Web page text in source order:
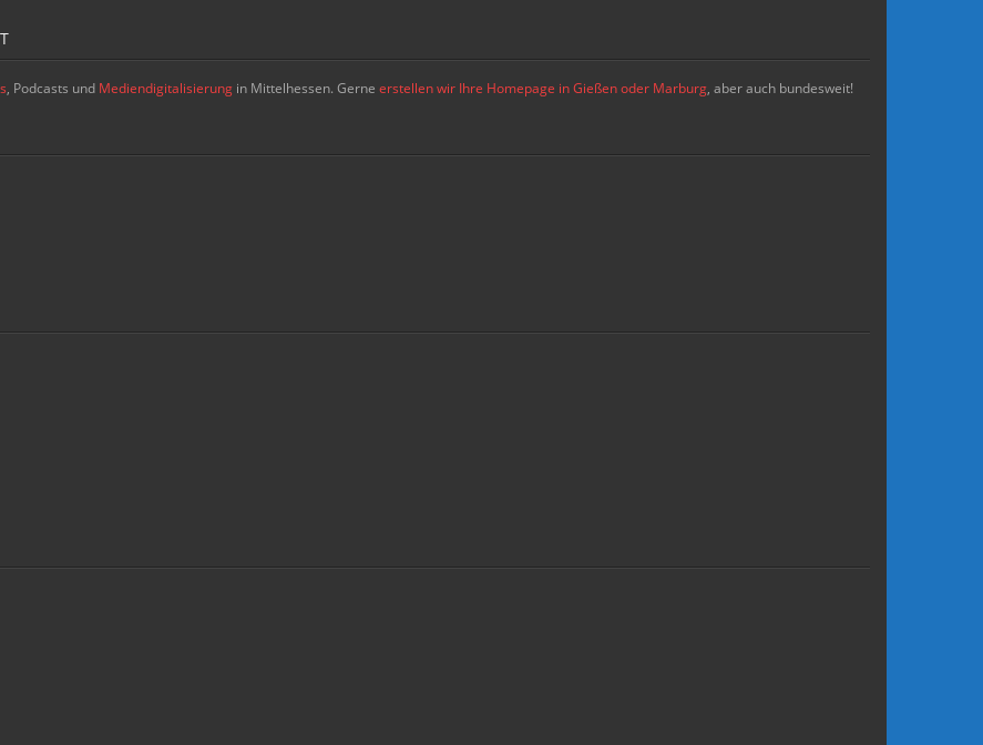
, Podcasts und Mediendigitalisierung in Mittelhessen. Gerne erstellen wir Ihre Homepage in Gießen oder Marburg, aber auch bundesweit!